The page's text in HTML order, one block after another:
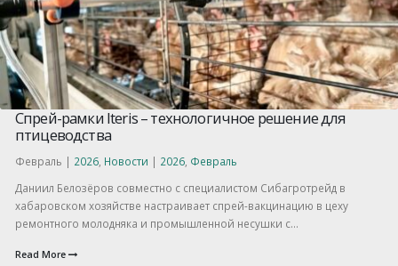
Спрей-рамки Iteris – технологичное решение для
птицеводства
Февраль | 2026 Новости | 2026 Февраль
Даниил Белозёров совместно с специалистом Сибагротрейд в
хабаровском хозяйстве настраивает спрей-вакцинацию в цеху
ремонтного молодняка и промышленной несушки с...
Read More